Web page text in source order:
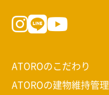
ATOROのこだわり
ATOROの建物維持管理